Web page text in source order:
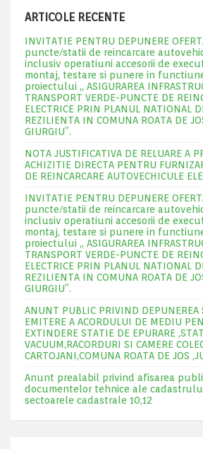
ARTICOLE RECENTE
INVITATIE PENTRU DEPUNERE
puncte/statii de reincarcare
inclusiv operatiuni accesorii de
montaj, testare si punere in
proiectului „ ASIGURAREA
TRANSPORT VERDE-PUNCTE DE
ELECTRICE PRIN PLANUL NATIONAL
REZILIENTA IN COMUNA ROATA DE
GIURGIU”.
NOTA JUSTIFICATIVA DE RELUARE A
ACHIZITIE DIRECTA PENTRU
DE REINCARCARE AUTOVECHICULE
INVITATIE PENTRU DEPUNERE
puncte/statii de reincarcare
inclusiv operatiuni accesorii de
montaj, testare si punere in
proiectului „ ASIGURAREA
TRANSPORT VERDE-PUNCTE DE
ELECTRICE PRIN PLANUL NATIONAL
REZILIENTA IN COMUNA ROATA DE
GIURGIU”.
ANUNT PUBLIC PRIVIND DEPUNEREA
EMITERE A ACORDULUI DE MEDIU
EXTINDERE STATIE DE EPURARE
VACUUM,RACORDURI SI CAMERE
CARTOJANI,COMUNA ROATA DE JOS
Anunt prealabil privind afisarea
documentelor tehnice ale
sectoarele cadastrale 10,12